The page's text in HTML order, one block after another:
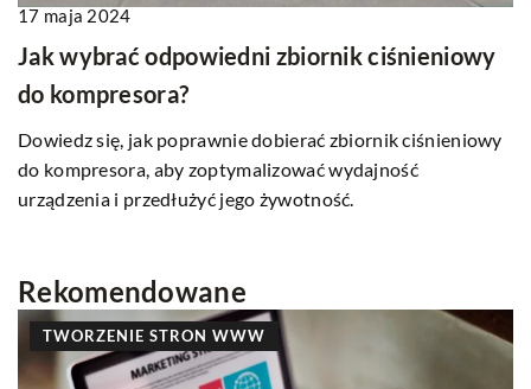
17 maja 2024
Jak wybrać odpowiedni zbiornik ciśnieniowy
do kompresora?
Dowiedz się, jak poprawnie dobierać zbiornik ciśnieniowy
do kompresora, aby zoptymalizować wydajność
urządzenia i przedłużyć jego żywotność.
Rekomendowane
TWORZENIE STRON WWW